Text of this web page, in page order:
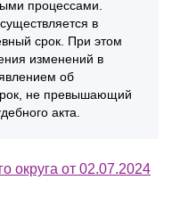
процессами.
в
срок. При этом
изменений в
об
не превышающий
акта.
округа от 02.07.2024